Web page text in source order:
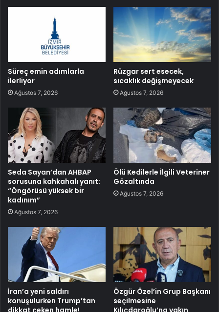
Süreç emin adımlarla
ilerliyor
Ağustos 7, 2026
Rüzgar sert esecek,
sıcaklık değişmeyecek
Ağustos 7, 2026
Seda Sayan’dan AHBAP
sorusuna kahkahalı yanıt:
“Öngörüsü yüksek bir
kadınım”
Ağustos 7, 2026
Ölü Kedilerle İlgili Veteriner
Gözaltında
Ağustos 7, 2026
İran’a yeni saldırı
konuşulurken Trump’tan
dikkat çeken hamle!
Özgür Özel’in Grup Başkanı
seçilmesine
Kılıçdaroğlu’na yakın